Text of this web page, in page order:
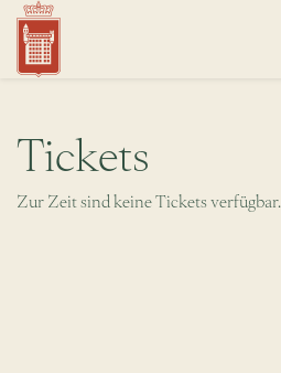
Tickets
Zur Zeit sind keine Tickets verfügbar.